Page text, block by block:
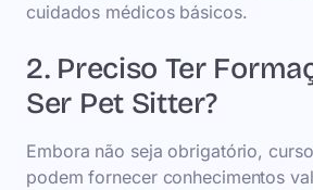
cuidados médicos básicos.
2. Preciso Ter
Ser Pet Sitter?
Embora não seja obrigatório,
podem fornecer conhecimentos